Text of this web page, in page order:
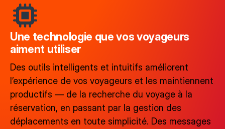
Une technologie que vos voyageurs
aiment utiliser
Des outils intelligents et intuitifs améliorent
l’expérience de vos voyageurs et les maintiennent
productifs — de la recherche du voyage à la
réservation, en passant par la gestion des
déplacements en toute simplicité. Des messages